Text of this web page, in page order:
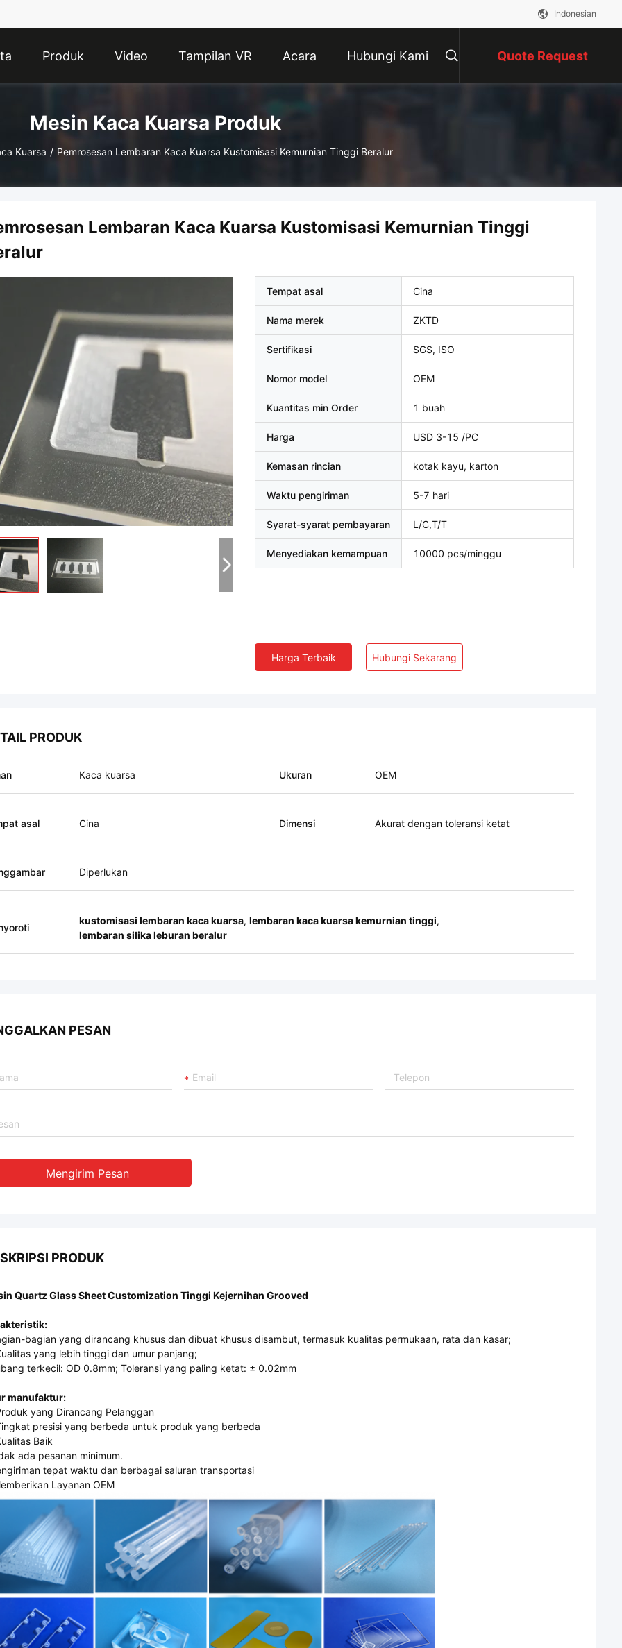
Indonesian
Produk Video Tampilan VR Acara Hubungi Kami Quote Request
Mesin Kaca Kuarsa Produk
Kuarsa / Pemrosesan Lembaran Kaca Kuarsa Kustomisasi Kemurnian Tinggi Beralur
Lembaran Kaca Kuarsa Kustomisasi Kemurnian Tinggi
Tempat asal Cina
Nama merek ZKTD
Sertifikasi SGS, ISO
Nomor model OEM
Kuantitas min Order 1 buah
Harga USD 3-15 /PC
Kemasan rincian kotak kayu, karton
Waktu pengiriman 5-7 hari
Syarat-syarat pembayaran L/C,T/T
Menyediakan kemampuan 10000 pcs/minggu
Harga Terbaik Hubungi Sekarang
PRODUK
Kaca kuarsa Ukuran OEM
asal Cina Dimensi Akurat dengan toleransi ketat
Diperlukan
kustomisasi lembaran kaca kuarsa, lembaran kaca kuarsa kemurnian tinggi,
lembaran silika leburan beralur
PESAN
Mengirim Pesan
PRODUK
Quartz Glass Sheet Customization Tinggi Kejernihan Grooved
bagian yang dirancang khusus dan dibuat khusus disambut, termasuk kualitas permukaan, rata dan kasar;
yang lebih tinggi dan umur panjang;
terkecil: OD 0.8mm; Toleransi yang paling ketat: ± 0.02mm
manufaktur:
yang Dirancang Pelanggan
presisi yang berbeda untuk produk yang berbeda
Baik
ada pesanan minimum.
tepat waktu dan berbagai saluran transportasi
Layanan OEM